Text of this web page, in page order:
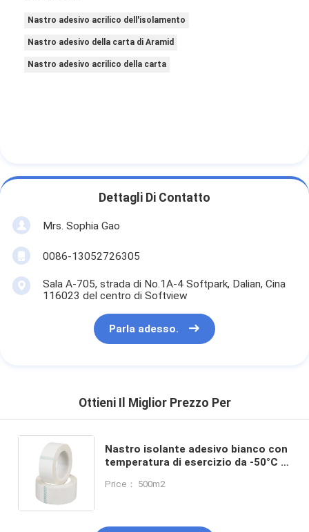
Nastro adesivo acrilico dell'isolamento
Nastro adesivo della carta di Aramid
Nastro adesivo acrilico della carta
Dettagli Di Contatto
Mrs. Sophia Gao
0086-13052726305
Sala A-705, strada di No.1A-4 Softpark, Dalian, Cina
116023 del centro di Softview
Parla adesso.
Ottieni Il Miglior Prezzo Per
Nastro isolante adesivo bianco con
temperatura di esercizio da -50°C a
supporto in tessuto di vetro in fibra
Price： 500m2